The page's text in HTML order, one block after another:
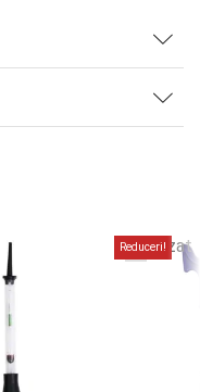
Reduceri!
epuizat